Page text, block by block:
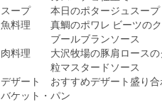
スープ 本日のポタージュスープ
魚料理 真鯛のポワレ ビーツのク
ブールブランソース
肉料理 大沢牧場の豚肩ロースの
粒マスタードソース
デザート おすすめデザート盛り合
バケット・パン